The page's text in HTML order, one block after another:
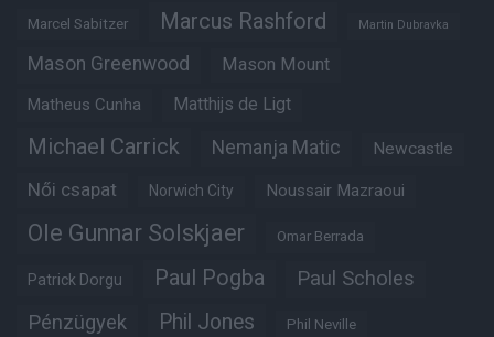
Marcel Sabitzer Marcus Rashford Martin Dubravka
Mason Greenwood Mason Mount
Matheus Cunha Matthijs de Ligt
Michael Carrick Nemanja Matic Newcastle
Női csapat Norwich City Noussair Mazraoui
Ole Gunnar Solskjaer Omar Berrada
Patrick Dorgu Paul Pogba Paul Scholes
Pénzügyek Phil Jones Phil Neville